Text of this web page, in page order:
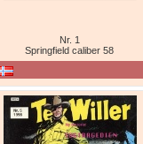
Nr. 1
Springfield caliber 58